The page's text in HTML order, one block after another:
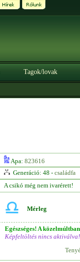
Tagok/lovak
Apa: 823616
Generáció: 48 - családfa
A csikó még nem ivarérett!
Mérleg
Egészséges! A
Képfeltöltés nincs aktiválva!